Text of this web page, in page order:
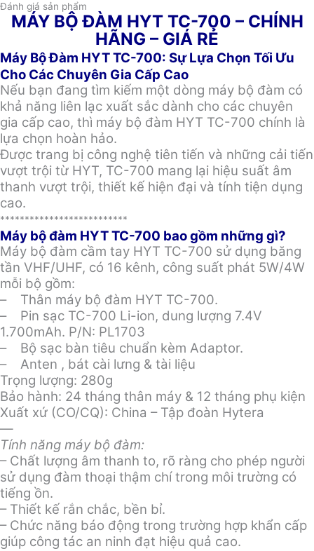
Đánh giá sản phẩm
MÁY BỘ ĐÀM HYT TC-700 – CHÍNH
HÃNG – GIÁ RẺ
Máy Bộ Đàm HYT TC-700: Sự Lựa Chọn Tối Ưu
Cho Các Chuyên Gia Cấp Cao
Nếu bạn đang tìm kiếm một dòng máy bộ đàm có
khả năng liên lạc xuất sắc dành cho các chuyên
gia cấp cao, thì máy bộ đàm HYT TC-700 chính là
lựa chọn hoàn hảo.
Được trang bị công nghệ tiên tiến và những cải tiến
vượt trội từ HYT, TC-700 mang lại hiệu suất âm
thanh vượt trội, thiết kế hiện đại và tính tiện dụng
cao.
**************************
Máy bộ đàm HYT TC-700 bao gồm những gì?
Máy bộ đàm cầm tay HYT TC-700 sử dụng băng
tần VHF/UHF, có 16 kênh, công suất phát 5W/4W
mỗi bộ gồm:
– Thân máy bộ đàm HYT TC-700.
– Pin sạc TC-700 Li-ion, dung lượng 7.4V
1.700mAh. P/N: PL1703
– Bộ sạc bàn tiêu chuẩn kèm Adaptor.
– Anten , bát cài lưng & tài liệu
Trọng lượng: 280g
Bảo hành: 24 tháng thân máy & 12 tháng phụ kiện
Xuất xứ (CO/CQ): China – Tập đoàn Hytera
—
Tính năng máy bộ đàm:
– Chất lượng âm thanh to, rõ ràng cho phép người
sử dụng đàm thoại thậm chí trong môi trường có
tiếng ồn.
– Thiết kế rắn chắc, bền bỉ.
– Chức năng báo động trong trường hợp khẩn cấp
giúp công tác an ninh đạt hiệu quả cao.